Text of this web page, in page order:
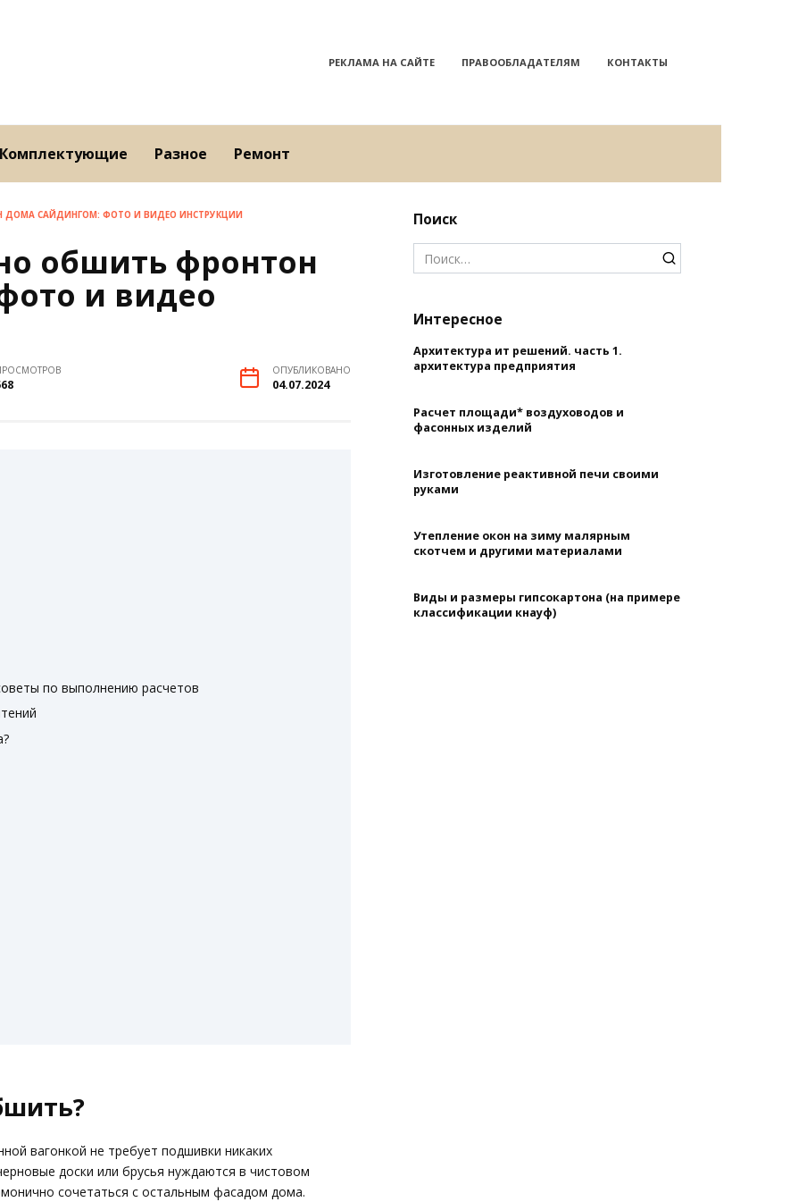
РЕКЛАМА НА САЙТЕ ПРАВООБЛАДАТЕЛЯМ КОНТАКТЫ
Комплектующие Разное Ремонт
ДОМА САЙДИНГОМ: ФОТО И ВИДЕО ИНСТРУКЦИИ
обшить фронтон
и видео
ОПУБЛИКОВАНО
04.07.2024
по выполнению расчетов
вагонкой не требует подшивки никаких
доски или брусья нуждаются в чистовом
сочетаться с остальным фасадом дома.
Поиск
Search
for:
Интересное
Архитектура ит решений. часть 1.
архитектура предприятия
Расчет площади* воздуховодов и
фасонных изделий
Изготовление реактивной печи своими
руками
Утепление окон на зиму малярным
скотчем и другими материалами
Виды и размеры гипсокартона (на примере
классификации кнауф)